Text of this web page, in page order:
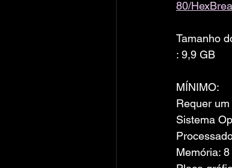
80/
Tamanho
: 9,9 GB
MÍNIMO:
Requer
Sistema
Memória: